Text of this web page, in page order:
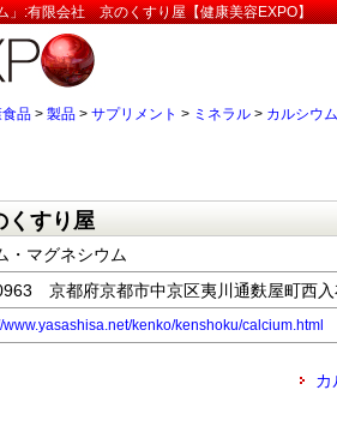
」:有限会社 京のくすり屋【健康美容EXPO】
品 > 製品 > サプリメント > ミネラル > カルシウム
すり屋
・マグネシウム
京都府京都市中京区夷川通麩屋町西
www.yasashisa.net/kenko/kenshoku/calcium.html
カ